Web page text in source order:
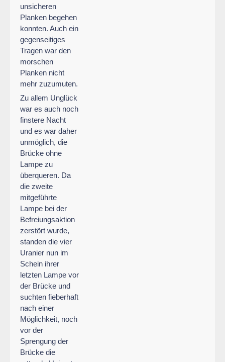
unsicheren
Planken begehen
konnten. Auch ein
gegenseitiges
Tragen war den
morschen
Planken nicht
mehr zuzumuten.
Zu allem Unglück
war es auch noch
finstere Nacht
und es war daher
unmöglich, die
Brücke ohne
Lampe zu
überqueren. Da
die zweite
mitgeführte
Lampe bei der
Befreiungsaktion
zerstört wurde,
standen die vier
Uranier nun im
Schein ihrer
letzten Lampe vor
der Brücke und
suchten fieberhaft
nach einer
Möglichkeit, noch
vor der
Sprengung der
Brücke die